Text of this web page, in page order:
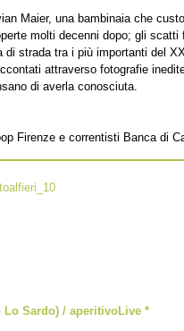
Maier, una bambinaia che
molti decenni dopo; gli scatti
di strada tra i più importanti del
attraverso fotografie
di averla conosciuta.
Firenze e correntisti Banca di
Lo Sardo) / aperitivoLive *